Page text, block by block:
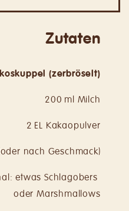
Zutaten
(zerbröselt)
200 ml Milch
2 EL Kakaopulver
nach Geschmack)
etwas Schlagobers
oder Marshmallows